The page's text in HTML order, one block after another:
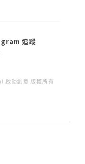
追蹤
動創意 版權所有